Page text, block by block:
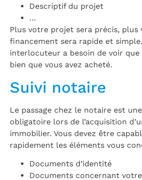
Descriptif du projet
…
Plus votre projet sera précis, plus
financement sera rapide et
interlocuteur a besoin de voir
bien que vous avez acheté.
Suivi notaire
Le passage chez le notaire est
obligatoire lors de l’acquisition
immobilier. Vous devez être
rapidement les éléments vous
Documents d’identité
Documents concernant